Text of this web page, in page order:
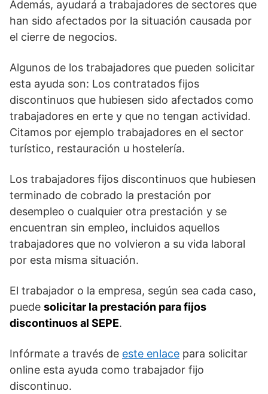
Además, ayudará a trabajadores de sectores que
han sido afectados por la situación causada por
el cierre de negocios.
Algunos de los trabajadores que pueden solicitar
esta ayuda son: Los contratados fijos
discontinuos que hubiesen sido afectados como
trabajadores en erte y que no tengan actividad.
Citamos por ejemplo trabajadores en el sector
turístico, restauración u hostelería.
Los trabajadores fijos discontinuos que hubiesen
terminado de cobrado la prestación por
desempleo o cualquier otra prestación y se
encuentran sin empleo, incluidos aquellos
trabajadores que no volvieron a su vida laboral
por esta misma situación.
El trabajador o la empresa, según sea cada caso,
puede solicitar la prestación para fijos
discontinuos al SEPE.
Infórmate a través de este enlace para solicitar
online esta ayuda como trabajador fijo
discontinuo.